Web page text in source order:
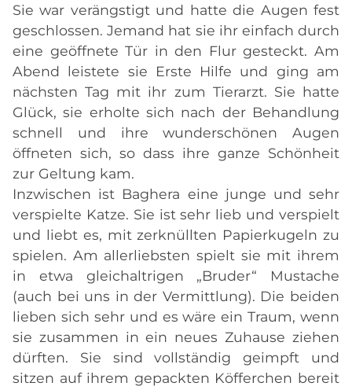
Sie war verängstigt und hatte die Augen fest
geschlossen. Jemand hat sie ihr einfach durch
eine geöffnete Tür in den Flur gesteckt. Am
Abend leistete sie Erste Hilfe und ging am
nächsten Tag mit ihr zum Tierarzt. Sie hatte
Glück, sie erholte sich nach der Behandlung
schnell und ihre wunderschönen Augen
öffneten sich, so dass ihre ganze Schönheit
zur Geltung kam.
Inzwischen ist Baghera eine junge und sehr
verspielte Katze. Sie ist sehr lieb und verspielt
und liebt es, mit zerknüllten Papierkugeln zu
spielen. Am allerliebsten spielt sie mit ihrem
in etwa gleichaltrigen „Bruder“ Mustache
(auch bei uns in der Vermittlung). Die beiden
lieben sich sehr und es wäre ein Traum, wenn
sie zusammen in ein neues Zuhause ziehen
dürften. Sie sind vollständig geimpft und
sitzen auf ihrem gepackten Köfferchen bereit